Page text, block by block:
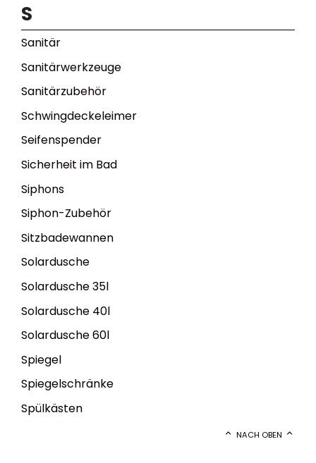
S
Sanitär
Sanitärwerkzeuge
Sanitärzubehör
Schwingdeckeleimer
Seifenspender
Sicherheit im Bad
Siphons
Siphon-Zubehör
Sitzbadewannen
Solardusche
Solardusche 35l
Solardusche 40l
Solardusche 60l
Spiegel
Spiegelschränke
Spülkästen
NACH OBEN